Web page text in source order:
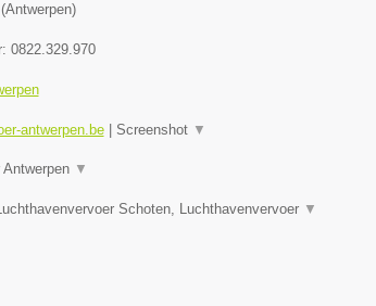
Antwerpen)
0822.329.970
antwerpen.be| Screenshot ▼
▼
Schoten, Luchthavenvervoer ▼